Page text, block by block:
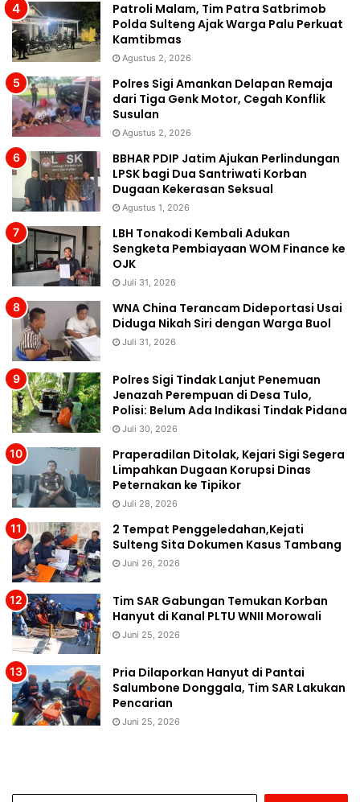
Patroli Malam, Tim Patra Satbrimob
Polda Sulteng Ajak Warga Palu Perkuat
Kamtibmas
Agustus 2, 2026
Polres Sigi Amankan Delapan Remaja
dari Tiga Genk Motor, Cegah Konflik
Susulan
Agustus 2, 2026
BBHAR PDIP Jatim Ajukan Perlindungan
LPSK bagi Dua Santriwati Korban
Dugaan Kekerasan Seksual
Agustus 1, 2026
LBH Tonakodi Kembali Adukan
Sengketa Pembiayaan WOM Finance ke
OJK
Juli 31, 2026
WNA China Terancam Dideportasi Usai
Diduga Nikah Siri dengan Warga Buol
Juli 31, 2026
Polres Sigi Tindak Lanjut Penemuan
Jenazah Perempuan di Desa Tulo,
Polisi: Belum Ada Indikasi Tindak Pidana
Juli 30, 2026
Praperadilan Ditolak, Kejari Sigi Segera
Limpahkan Dugaan Korupsi Dinas
Peternakan ke Tipikor
Juli 28, 2026
2 Tempat Penggeledahan,Kejati
Sulteng Sita Dokumen Kasus Tambang
Juni 26, 2026
Tim SAR Gabungan Temukan Korban
Hanyut di Kanal PLTU WNII Morowali
Juni 25, 2026
Pria Dilaporkan Hanyut di Pantai
Salumbone Donggala, Tim SAR Lakukan
Pencarian
Juni 25, 2026